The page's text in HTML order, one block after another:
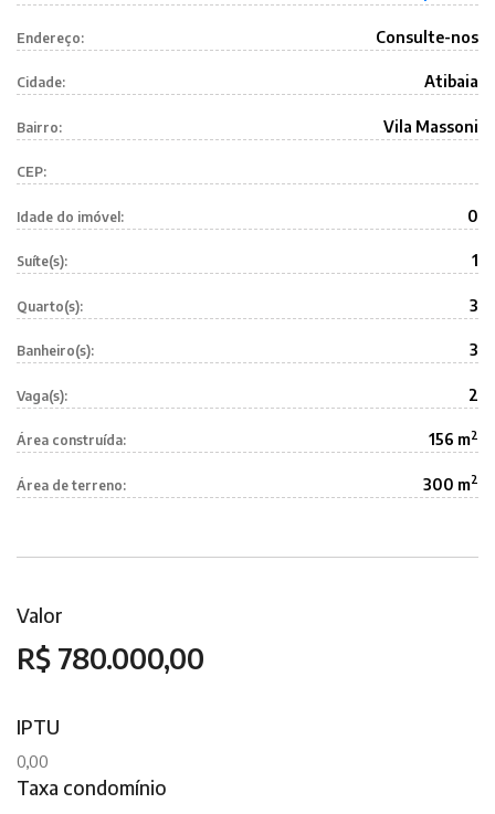
Endereço: Consulte-nos
Cidade: Atibaia
Bairro: Vila Massoni
CEP:
Idade do imóvel: 0
Suíte(s): 1
Quarto(s): 3
Banheiro(s): 3
Vaga(s): 2
Área construída: 156 m2
Área de terreno: 300 m2
Valor
R$ 780.000,00
IPTU
0,00
Taxa condomínio